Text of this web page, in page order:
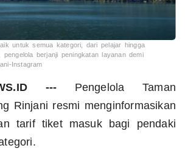
untuk semua kategori, dari pelajar hingga
pengelola berjanji peningkatan layanan demi
Instagram
--- Pengelola Taman
Rinjani resmi menginformasikan
tarif tiket masuk bagi pendaki